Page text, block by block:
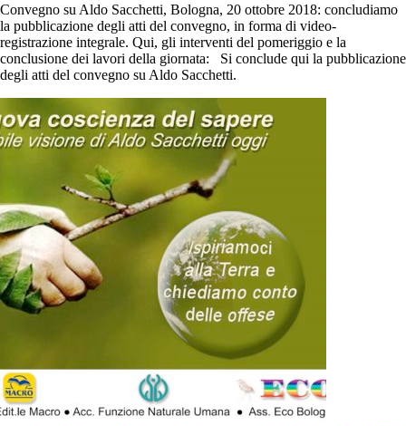
Convegno su Aldo Sacchetti, Bologna, 20 ottobre 2018: concludiamo
la pubblicazione degli atti del convegno, in forma di video-
registrazione integrale. Qui, gli interventi del pomeriggio e la
conclusione dei lavori della giornata: Si conclude qui la pubblicazione
degli atti del convegno su Aldo Sacchetti.